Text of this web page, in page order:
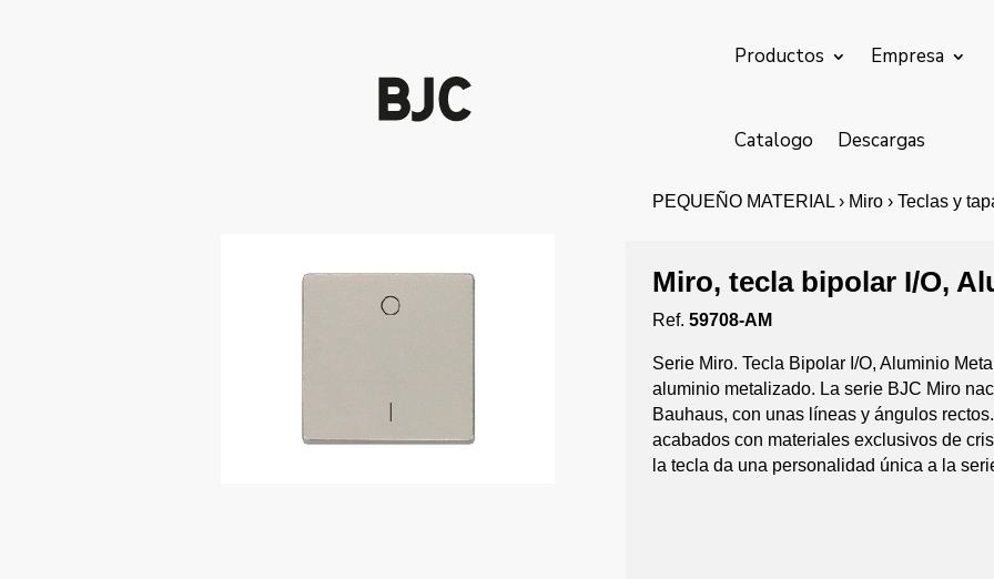
Productos Empresa
Catalogo Descargas
PEQUEÑO MATERIAL › Miro › Teclas y
Miro, tecla bipolar I/O,
Ref.59708-AM
Serie Miro. Tecla Bipolar I/O, Aluminio
aluminio metalizado. La serie BJC Miro
Bauhaus, con unas líneas y ángulos
acabados con materiales exclusivos de
la tecla da una personalidad única a la